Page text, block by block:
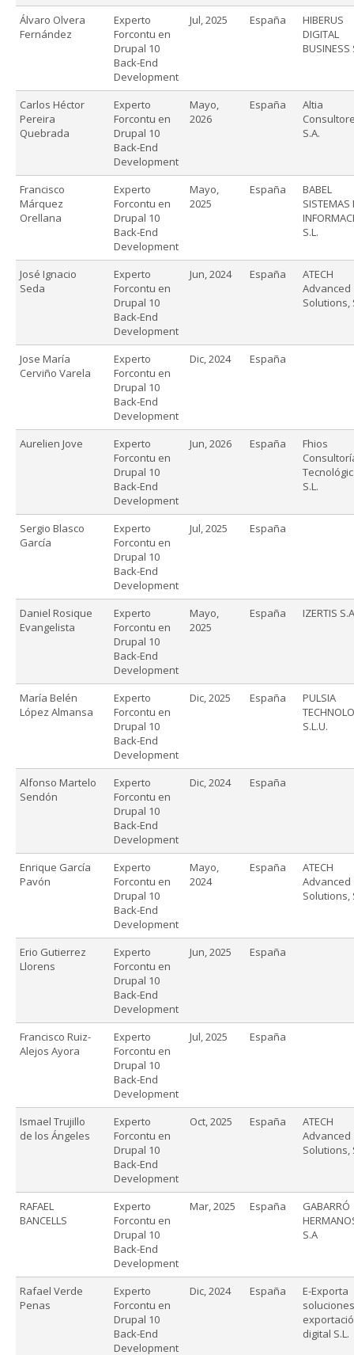
Álvaro Olvera
Fernández
Experto
Forcontu en
Drupal 10
Back-End
Development
Jul, 2025 España
HIBERUS
DIGITAL
BUSINESS
Carlos Héctor
Pereira
Quebrada
Experto
Forcontu en
Drupal 10
Back-End
Development
Mayo,
2026
España
Altia
S.A.
Francisco
Márquez
Orellana
Experto
Forcontu en
Drupal 10
Back-End
Development
Mayo,
2025
España
BABEL
SISTEMAS
S.L.
José Ignacio
Seda
Experto
Forcontu en
Drupal 10
Back-End
Development
Jun, 2024 España
ATECH
Advanced
Solutions,
Jose María
Cerviño Varela
Experto
Forcontu en
Drupal 10
Back-End
Development
Dic, 2024 España
Aurelien Jove
Experto
Forcontu en
Drupal 10
Back-End
Development
Jun, 2026 España
Fhios
S.L.
Sergio Blasco
García
Experto
Forcontu en
Drupal 10
Back-End
Development
Jul, 2025 España
Daniel Rosique
Evangelista
Experto
Forcontu en
Drupal 10
Back-End
Development
Mayo,
2025
España IZERTIS
María Belén
López Almansa
Experto
Forcontu en
Drupal 10
Back-End
Development
Dic, 2025 España
PULSIA
S.L.U.
Alfonso Martelo
Sendón
Experto
Forcontu en
Drupal 10
Back-End
Development
Dic, 2024 España
Enrique García
Pavón
Experto
Forcontu en
Drupal 10
Back-End
Development
Mayo,
2024
España
ATECH
Advanced
Solutions,
Erio Gutierrez
Llorens
Experto
Forcontu en
Drupal 10
Back-End
Development
Jun, 2025 España
Francisco Ruiz-
Alejos Ayora
Experto
Forcontu en
Drupal 10
Back-End
Development
Jul, 2025 España
Ismael Trujillo
de los Ángeles
Experto
Forcontu en
Drupal 10
Back-End
Development
Oct, 2025 España
ATECH
Advanced
Solutions,
RAFAEL
BANCELLS
Experto
Forcontu en
Drupal 10
Back-End
Development
Mar, 2025 España
GABARRÓ
S.A
Rafael Verde
Penas
Experto
Forcontu en
Drupal 10
Back-End
Development
Dic, 2024 España
E-Exporta
digital S.L.